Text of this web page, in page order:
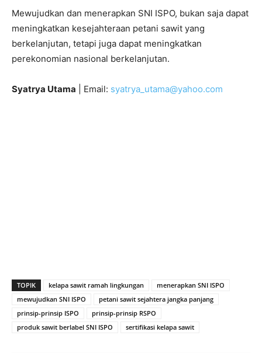
Mewujudkan dan menerapkan SNI ISPO, bukan saja dapat
meningkatkan kesejahteraan petani sawit yang
berkelanjutan, tetapi juga dapat meningkatkan
perekonomian nasional berkelanjutan.
Syatrya Utama | Email: syatrya_utama@yahoo.com
TOPIK kelapa sawit ramah lingkungan
menerapkan SNI ISPO
mewujudkan SNI ISPO
petani sawit sejahtera jangka panjang
prinsip-prinsip ISPO
prinsip-prinsip RSPO
produk sawit berlabel SNI ISPO
sertifikasi kelapa sawit